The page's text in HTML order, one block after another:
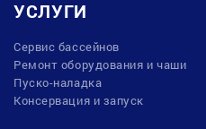
УСЛУГИ
Сервис бассейнов
Ремонт оборудования и чаши
Пуско-наладка
Консервация и запуск